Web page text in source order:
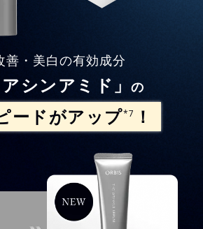
善・美白の有効成分
アシンアミド」の
ードがアップ*7 ！